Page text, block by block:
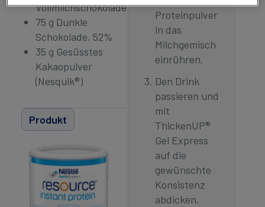
Vollmilchschokolade
75 g Dunkle
Schokolade, 52%
35 g Gesüsstes
Kakaopulver
(Nesquik®)
Produkt
Proteinpulver
in das
Milchgemisch
einrühren.
Den Drink
passieren und
mit
ThickenUP®
Gel Express
auf die
gewünschte
Konsistenz
abdicken.